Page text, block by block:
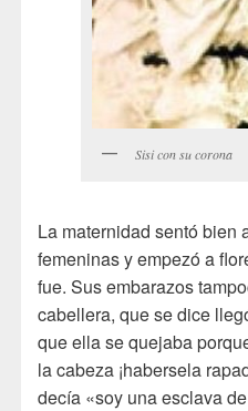
Sisi con su corona
La maternidad sentó bien
femeninas y empezó a
fue. Sus embarazos
cabellera, que se dice
que ella se quejaba
la cabeza ¡habersela
decía «soy una esclava